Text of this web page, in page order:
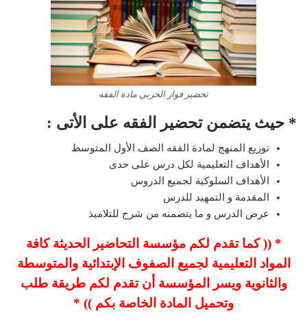
تحضير فواز الحربي مادة الفقه
* حيث يتضمن تحضير الفقه على الأتى :
توزيع المنهج لمادة الفقه الصف الأول المتوسط
الأهداف التعليمية لكل درس على حدى
الأهداف السلوكية لجميع الدروس
المقدمة و التمهيد للدرس
عرض الدرس و ما يتضمنه من شرح للتلاميذ
* (( كما تقدم لكم مؤسسة التحاضير الحديثة كافة
المواد التعليمية لجميع الصفوف الإبتدائية والمتوسطة
والثانوية ويسر المؤسسة أن تقدم لكم طريقة طلب
وتحميل المادة الخاصة بكم )) *